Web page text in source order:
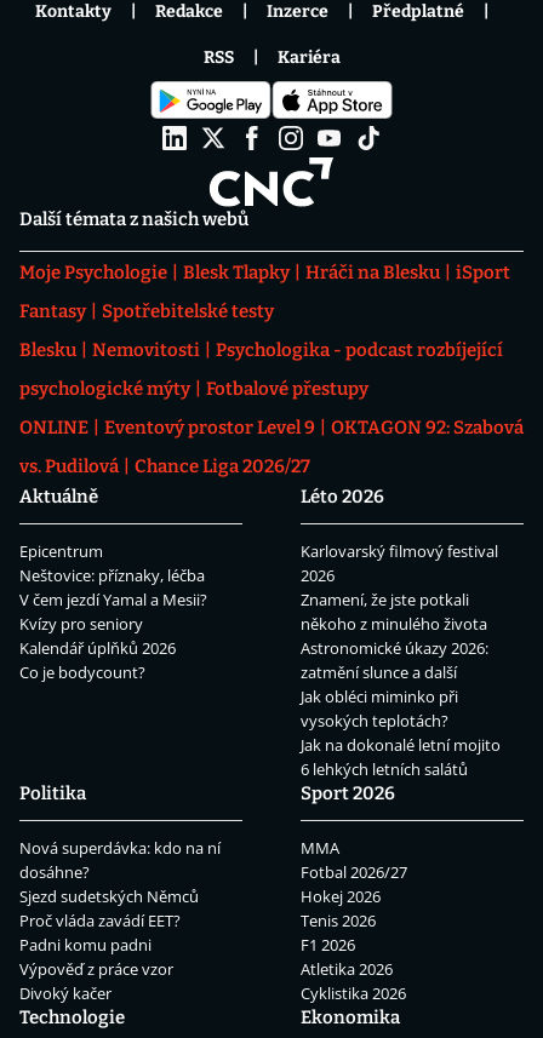
Další témata z našich webů
Moje Psychologie Blesk Tlapky Hráči na Blesku
iSport
Fantasy
Spotřebitelské testy
Blesku
Nemovitosti
Psychologika - podcast rozbíjející
psychologické mýty
Fotbalové přestupy
ONLINE
Eventový prostor Level 9
OKTAGON 92: Szabová
vs. Pudilová
Chance Liga 2026/27
Aktuálně
Epicentrum
Neštovice: příznaky, léčba
V čem jezdí Yamal a Mesii?
Kvízy pro seniory
Kalendář úplňků 2026
Co je bodycount?
Léto 2026
Karlovarský filmový festival
2026
Znamení, že jste potkali
někoho z minulého života
Astronomické úkazy 2026:
zatmění slunce a další
Jak obléci miminko při
vysokých teplotách?
Jak na dokonalé letní mojito
6 lehkých letních salátů
Politika
Nová superdávka: kdo na ní
dosáhne?
Sjezd sudetských Němců
Proč vláda zavádí EET?
Padni komu padni
Výpověď z práce vzor
Divoký kačer
Sport 2026
MMA
Fotbal 2026/27
Hokej 2026
Tenis 2026
F1 2026
Atletika 2026
Cyklistika 2026
Technologie
Ekonomika
Kontakty Redakce Inzerce Předplatné
RSS Kariéra